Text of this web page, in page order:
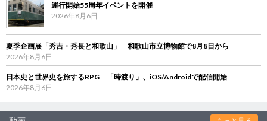
運行開始55周年イベントを開催
2026年8月6日
夏季企画展「秀吉・秀長と和歌山」 和歌山市立博物館で8月8日から
2026年8月6日
日本史と世界史を旅するRPG 「時渡り」、iOS/Androidで配信開始
2026年8月6日